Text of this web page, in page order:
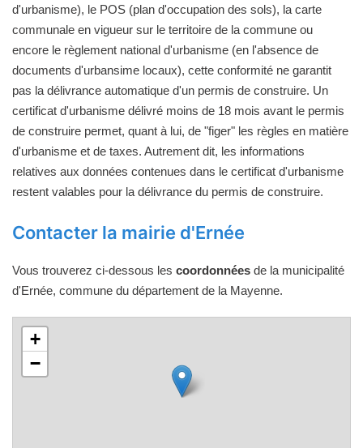
d'urbanisme), le POS (plan d'occupation des sols), la carte
communale en vigueur sur le territoire de la commune ou
encore le règlement national d'urbanisme (en l'absence de
documents d'urbansime locaux), cette conformité ne garantit
pas la délivrance automatique d'un permis de construire. Un
certificat d'urbanisme délivré moins de 18 mois avant le permis
de construire permet, quant à lui, de "figer" les règles en matière
d'urbanisme et de taxes. Autrement dit, les informations
relatives aux données contenues dans le certificat d'urbanisme
restent valables pour la délivrance du permis de construire.
Contacter la mairie d'Ernée
Vous trouverez ci-dessous les coordonnées de la municipalité
d'Ernée, commune du département de la Mayenne.
+
−